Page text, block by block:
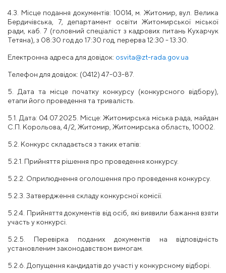
4.3. Місце подання документів: 10014, м. Житомир, вул. Велика
Бердичівська, 7, департамент
освіти Житомирської міської
ради, каб. 7 (головний спеціаліст з кадрових питань Кухарчук
Тетяна), з 08:30 год до 17:30 год, перерва 12:30 - 13:30.
Електронна адреса для довідок: osvita@zt-rada.gov.ua
Телефон для довідок: (0412) 47-03-87.
5. Дата та місце початку конкурсу (конкурсного відбору),
етапи його проведення та тривалість.
5.1. Дата: 04.07.2025. Місце: Житомирська міська рада, майдан
С.П. Корольова, 4/2, Житомир, Житомирська область, 10002.
5.2. Конкурс складається з таких етапів:
5.2.1. Прийняття рішення про проведення конкурсу.
5.2.2. Оприлюднення оголошення про проведення конкурсу.
5.2.3. Затвердження складу конкурсної комісії.
5.2.4. Прийняття документів від осіб, які виявили бажання взяти
участь у конкурсі.
5.2.5. Перевірка поданих документів на відповідність
установленим законодавством вимогам.
5.2.6. Допущення кандидатів до участі у конкурсному відборі.